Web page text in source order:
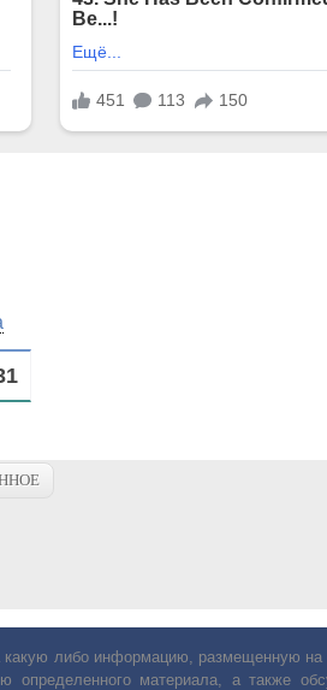
какую либо информацию, размещенную на
материала, а также